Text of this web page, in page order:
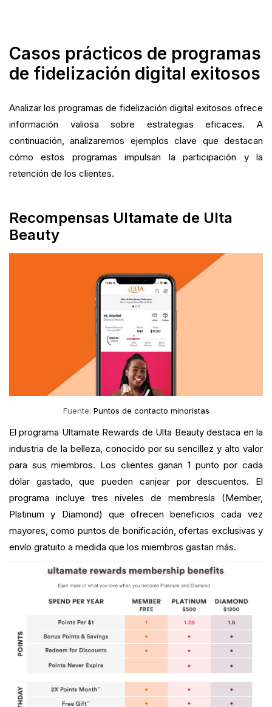
Casos prácticos de programas
de fidelización digital exitosos
Analizar los programas de fidelización digital exitosos ofrece
información valiosa sobre estrategias eficaces. A
continuación, analizaremos ejemplos clave que destacan
cómo estos programas impulsan la participación y la
retención de los clientes.
Recompensas Ultamate de Ulta
Beauty
Fuente: Puntos de contacto minoristas
El programa Ultamate Rewards de Ulta Beauty destaca en la
industria de la belleza, conocido por su sencillez y alto valor
para sus miembros. Los clientes ganan 1 punto por cada
dólar gastado, que pueden canjear por descuentos. El
programa incluye tres niveles de membresía (Member,
Platinum y Diamond) que ofrecen beneficios cada vez
mayores, como puntos de bonificación, ofertas exclusivas y
envío gratuito a medida que los miembros gastan más.